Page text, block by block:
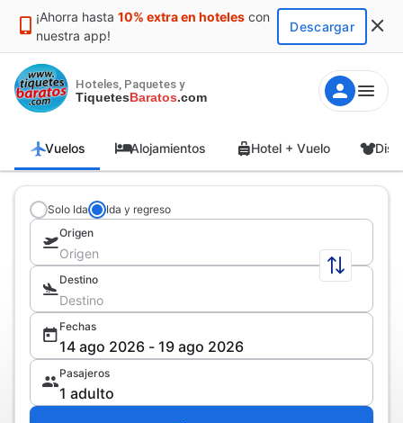
¡Ahorra hasta 10% extra en hoteles con
nuestra app!
Descargar
Hoteles, Paquetes y
TiquetesBaratos.com
Vuelos Alojamientos Hotel + Vuelo
Solo Ida
Ida y regreso
Origen
Destino
Fechas
Pasajeros